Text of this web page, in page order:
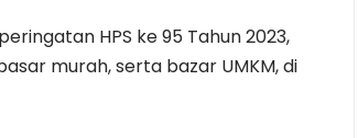
HPS ke 95 Tahun 2023,
murah, serta bazar UMKM, di